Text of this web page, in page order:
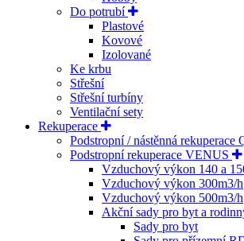
Do potrubí
Plastové
Kovové
Izolované
Ke krbu
Střešní
Střešní turbíny
Ventilační sety
Rekuperace
Podstropní / nástěnná rekuperace
Podstropní rekuperace VENUS
Vzduchový výkon 140 a
Vzduchový výkon 300m3/h
Vzduchový výkon 500m3/h
Akční sady pro byt a
Sady pro byt